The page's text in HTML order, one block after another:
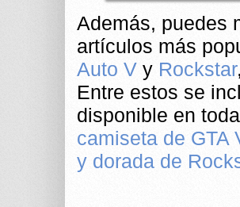
Además, puedes
artículos más
Auto V y Rockstar
Entre estos se
disponible en
camiseta de GTA
y dorada de